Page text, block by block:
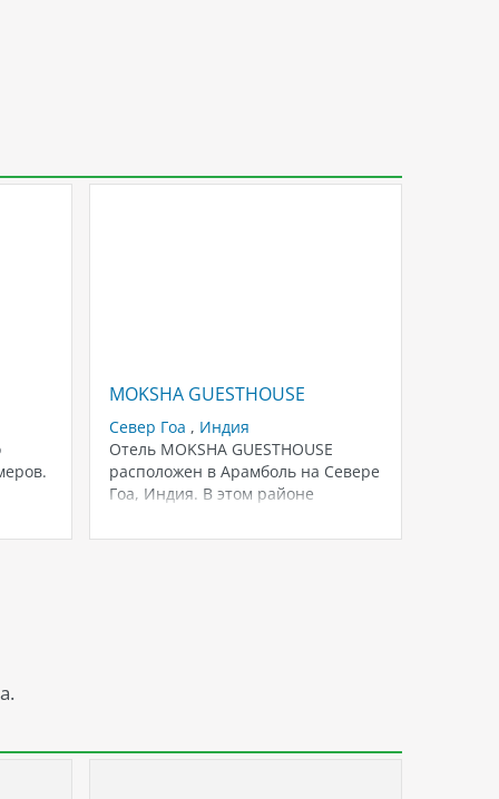
MOKSHA GUESTHOUSE
Север Гоа , Индия
Отель MOKSHA GUESTHOUSE
расположен в Арамболь на Севере
Гоа, Индия. В этом районе